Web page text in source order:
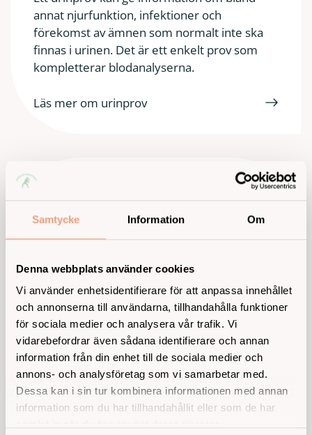
Samtycke Information Om
Denna webbplats använder cookies
Vi använder enhetsidentifierare för att anpassa innehållet
och annonserna till användarna, tillhandahålla funktioner
för sociala medier och analysera vår trafik. Vi
vidarebefordrar även sådana identifierare och annan
information från din enhet till de sociala medier och
annons- och analysföretag som vi samarbetar med.
Dessa kan i sin tur kombinera informationen med annan
information som du har tillhandahållit eller som de har
annat njurfunktion, infektioner och
förekomst av ämnen som normalt inte ska
finnas i urinen. Det är ett enkelt prov som
kompletterar blodanalyserna.
Läs mer om urinprov
Hemoglobin visar blodets förmåga att
transportera syre i kroppen. Låga eller höga
värden kan ge viktig information om
exempelvis blodbrist eller andra tillstånd.
Läs mer om Hb
P-kolesterol